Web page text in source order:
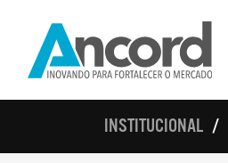
INSTITUCIONAL